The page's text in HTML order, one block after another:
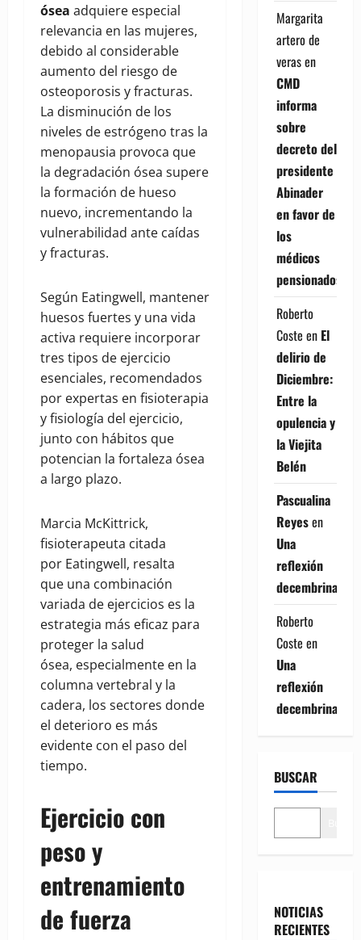
ósea adquiere especial
relevancia en las mujeres,
debido al considerable
aumento del riesgo de
osteoporosis y fracturas.
La disminución de los
niveles de estrógeno tras la
menopausia provoca que
la degradación ósea supere
la formación de hueso
nuevo, incrementando la
vulnerabilidad ante caídas
y fracturas.
Según Eatingwell, mantener
huesos fuertes y una vida
activa requiere incorporar
tres tipos de ejercicio
esenciales, recomendados
por expertas en fisioterapia
y fisiología del ejercicio,
junto con hábitos que
potencian la fortaleza ósea
a largo plazo.
Marcia McKittrick,
fisioterapeuta citada
por Eatingwell, resalta
que una combinación
variada de ejercicios es la
estrategia más eficaz para
proteger la salud
ósea, especialmente en la
columna vertebral y la
cadera, los sectores donde
el deterioro es más
evidente con el paso del
tiempo.
Ejercicio con
peso y
entrenamiento
de fuerza
Margarita
artero de
verasen
CMD
informa
sobre
decreto del
presidente
Abinader
en favor de
los
médicos
pensionados
Roberto
Coste en El
delirio de
Diciembre:
Entre la
opulencia y
la Viejita
Belén
Pascualina
Reyesen
Una
reflexión
decembrina
Roberto
Coste en
Una
reflexión
decembrina
BUSCAR
NOTICIAS
RECIENTES